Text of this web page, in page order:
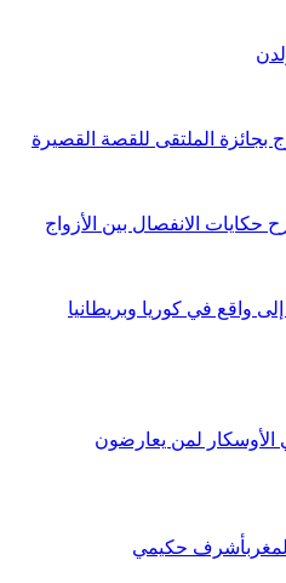
بجائزة الملتقى للقصة القصيرة
الانفصال بين الأزواج
واقع في كوريا وبريطانيا
الأوسكار لمن يعارضون
حكيمي